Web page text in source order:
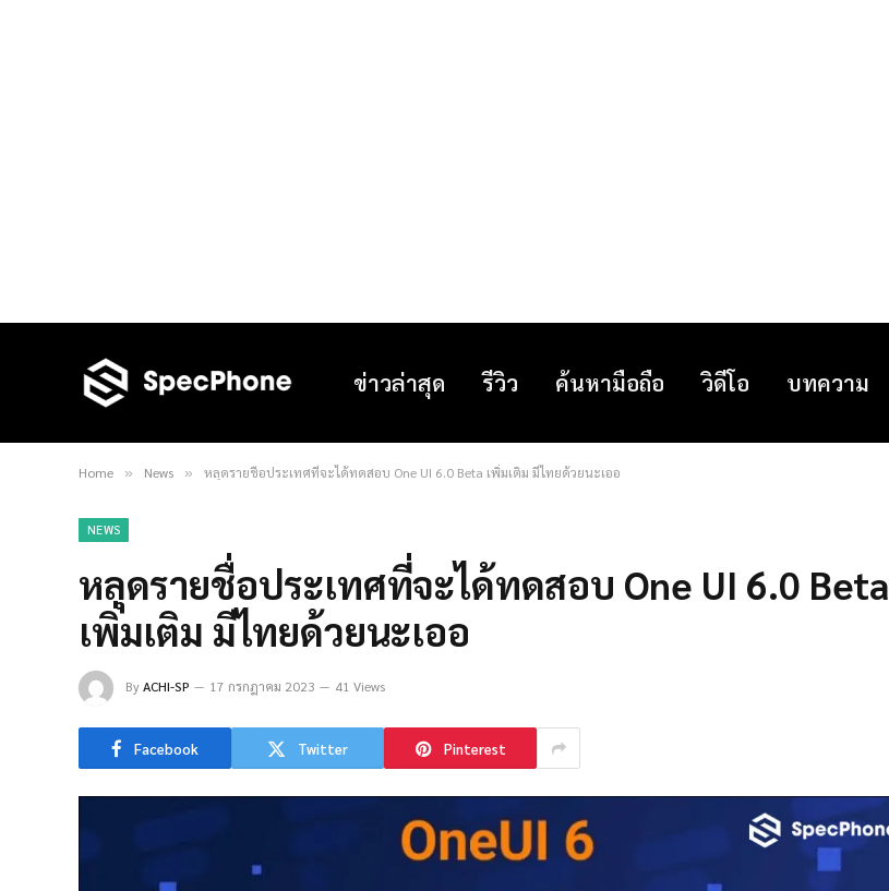
ข่าวล่าสุด รีวิว ค้นหามือถือ วิดีโอ บทความ
Home » News » หลุดรายชื่อประเทศที่จะได้ทดสอบ One UI 6.0 Beta เพิ่มเติม มีไทยด้วยนะเออ
NEWS
หลุดรายชื่อประเทศที่จะได้ทดสอบ One UI 6.0 Beta
เพิ่มเติม มีไทยด้วยนะเออ
ByACHI-SP 17 กรกฎาคม 2023 41 Views
Facebook Twitter Pinterest